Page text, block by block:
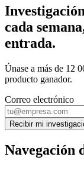
cada
entrada.
Únase a más de 12
producto ganador.
Correo electrónico
Recibir mi
Navegación